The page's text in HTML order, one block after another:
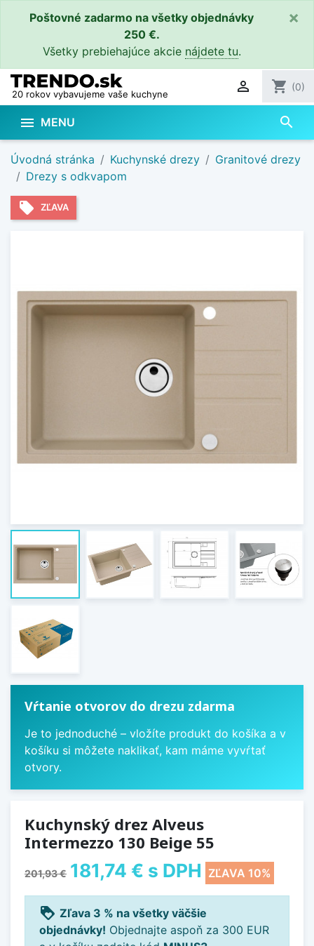
Poštovné zadarmo na všetky objednávky
250 €.
Všetky prebiehajúce akcie nájdete tu.
×
20 rokov vybavujeme vaše kuchyne  shopping_cart (0)
 MENU search
Úvodná stránka Kuchynské drezy
Granitové drezy
Drezy s odkvapom
local_offer ZĽAVA
Vŕtanie otvorov do drezu zdarma
Je to jednoduché – vložíte produkt do košíka a v
košíku si môžete naklikať, kam máme vyvŕtať
otvory.
Kuchynský drez Alveus
Intermezzo 130 Beige 55
201,93 € 181,74 € s DPH ZĽAVA 10%
loyalty Zľava 3 % na všetky väčšie
objednávky! Objednajte aspoň za 300 EUR